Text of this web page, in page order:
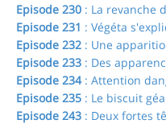
Episode 230 : La revanche
Episode 231 : Végéta
Episode 232 : Une
Episode 233 : Des
Episode 234: Attention
Episode 235 : Le biscuit
Episode 243 : Deux fortes